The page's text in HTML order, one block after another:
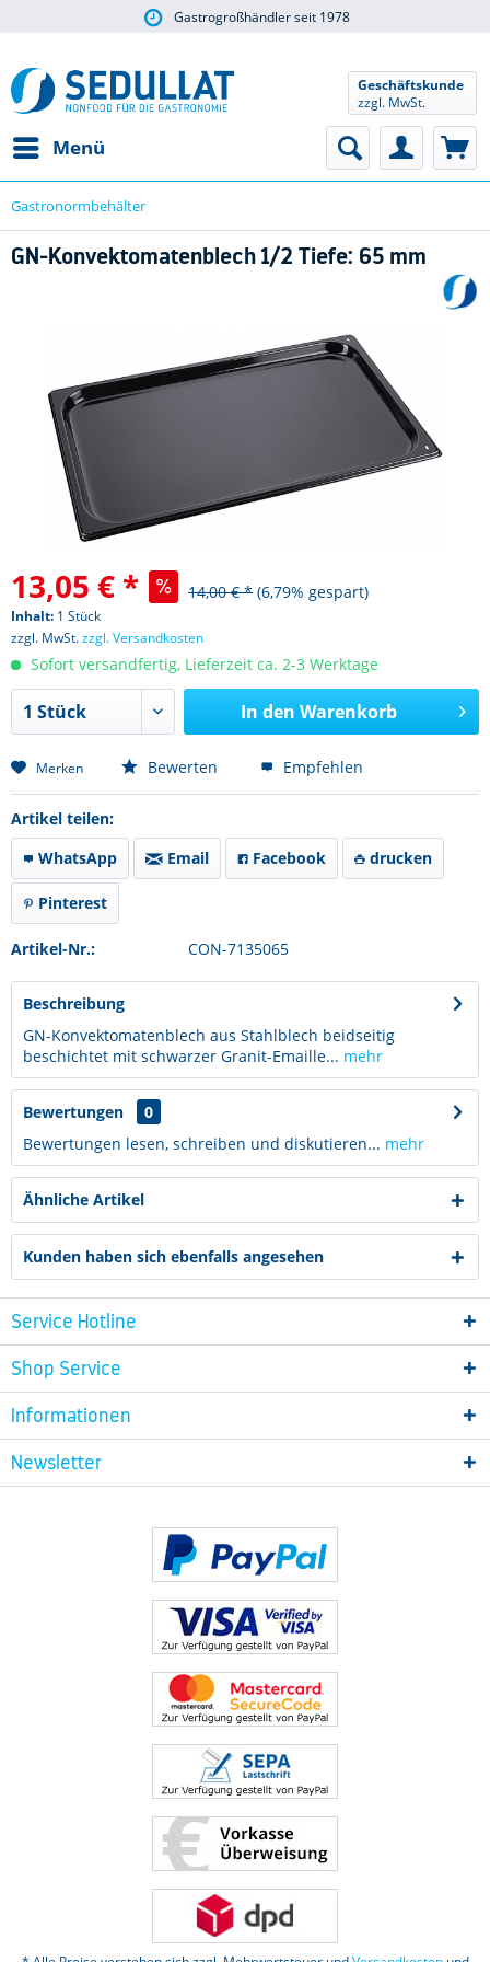
Gastrogroßhändler seit 1978
Menü
Geschäftskunde
zzgl. MwSt.
Gastronormbehälter
GN-Konvektomatenblech 1/2 Tiefe: 65 mm
13,05 € * 14,00 € * (6,79% gespart)
Inhalt: 1 Stück
zzgl. MwSt.zzgl. Versandkosten
Sofort versandfertig, Lieferzeit ca. 2-3 Werktage
In den Warenkorb
Merken Bewerten Empfehlen
Artikel teilen:
WhatsApp
Email Facebook drucken
Pinterest
Artikel-Nr.: CON-7135065
Beschreibung
GN-Konvektomatenblech aus Stahlblech beidseitig
beschichtet mit schwarzer Granit-Emaille... mehr
Bewertungen
0
Bewertungen lesen, schreiben und diskutieren... mehr
Ähnliche Artikel
Kunden haben sich ebenfalls angesehen
Service Hotline
Shop Service
Informationen
Newsletter